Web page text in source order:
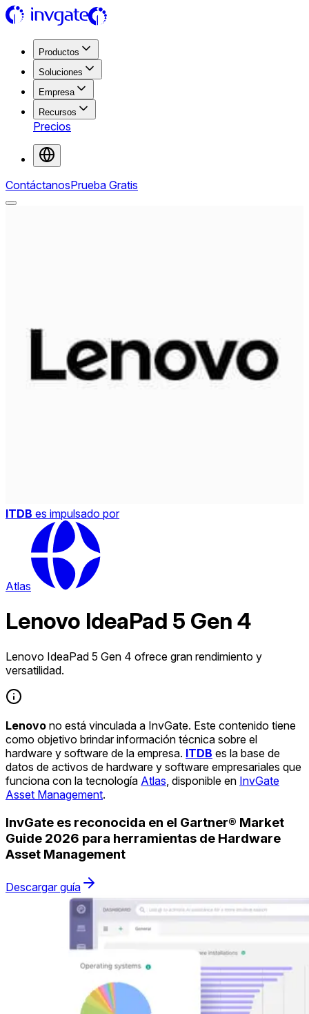
Productos
Soluciones
Empresa
Recursos
Precios
ContáctanosPrueba Gratis
ITDB es impulsado por
Atlas
Lenovo IdeaPad 5 Gen 4
Lenovo IdeaPad 5 Gen 4 ofrece gran rendimiento y
versatilidad.
Lenovo no está vinculada a InvGate. Este contenido tiene
como objetivo brindar información técnica sobre el
hardware y software de la empresa. ITDB es la base de
datos de activos de hardware y software empresariales que
funciona con la tecnología Atlas , disponible en InvGate
Asset Management.
InvGate es reconocida en el Gartner® Market
Guide 2026 para herramientas de Hardware
Asset Management
Descargar guía